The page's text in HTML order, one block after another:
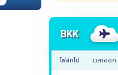
BKK
ไฟล์ทไป เวลาออก